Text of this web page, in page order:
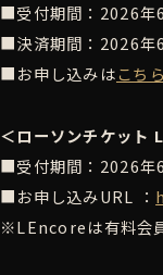
■受付期間：2026年
■決済期間：2026年
■お申し込みはこちら
＜ローソンチケット
■受付期間：2026
■お申し込みURL ：
※LEncoreは有料会